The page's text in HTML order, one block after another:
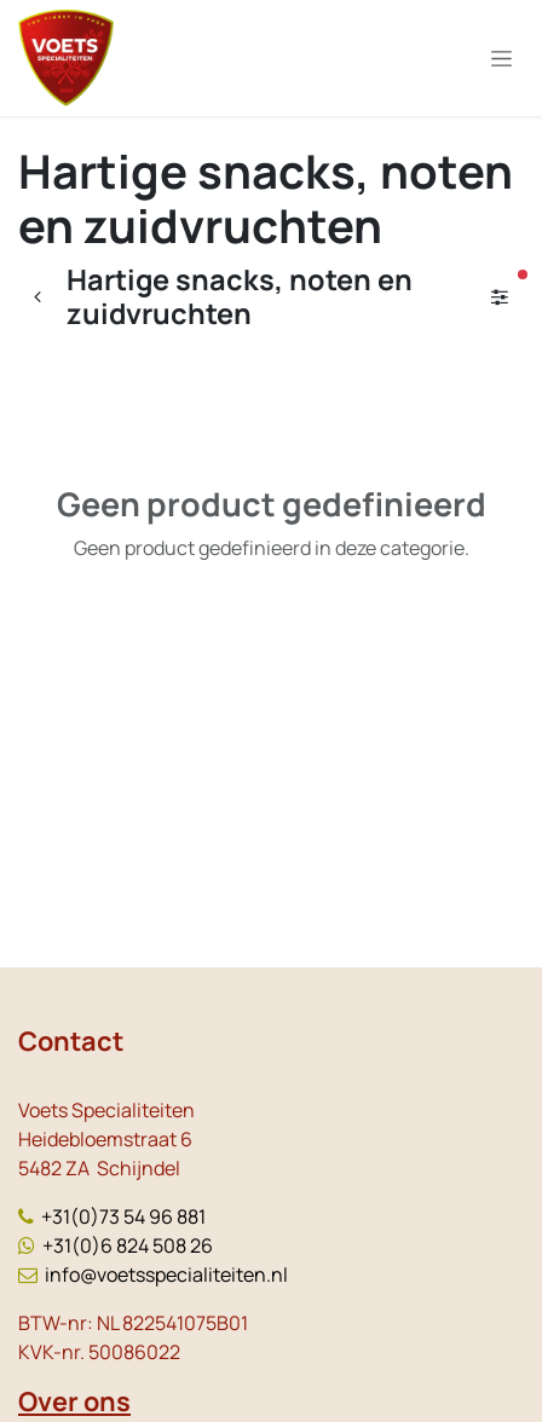
Overslaan naar inhoud
Hartige snacks, noten
en zuidvruchten
Hartige snacks, noten en
zuidvruchten
Geen product gedefinieerd
Geen product gedefinieerd in deze categorie.
Contact
Voets Specialiteiten
Heidebloemstraat 6
5482 ZA Schijndel
+31(0)73 54 96 881
+31(0)6 824 508 26
info@voetsspecialiteiten.nl
BTW-nr: NL 822541075B01
KVK-nr. 50086022
Over ons